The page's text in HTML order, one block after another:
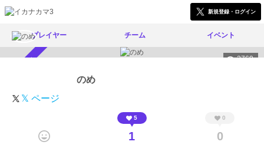
新規登録・ログイン
プレイヤー チーム イベント
2769
のめ
𝕏 ページ
5
1
0
0